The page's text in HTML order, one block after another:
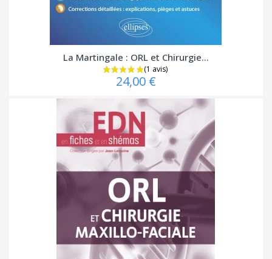
La Martingale : ORL et Chirurgie...
24,00 €